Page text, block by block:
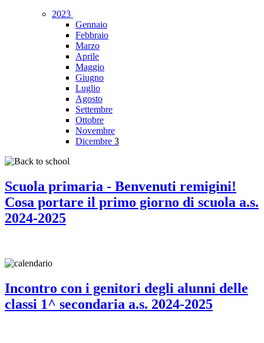
2023
Gennaio
Febbraio
Marzo
Aprile
Maggio
Giugno
Luglio
Agosto
Settembre
Ottobre
Novembre
Dicembre 3
Scuola primaria - Benvenuti remigini!
Cosa portare il primo giorno di scuola a.s.
2024-2025
Incontro con i genitori degli alunni delle
classi 1^ secondaria a.s. 2024-2025